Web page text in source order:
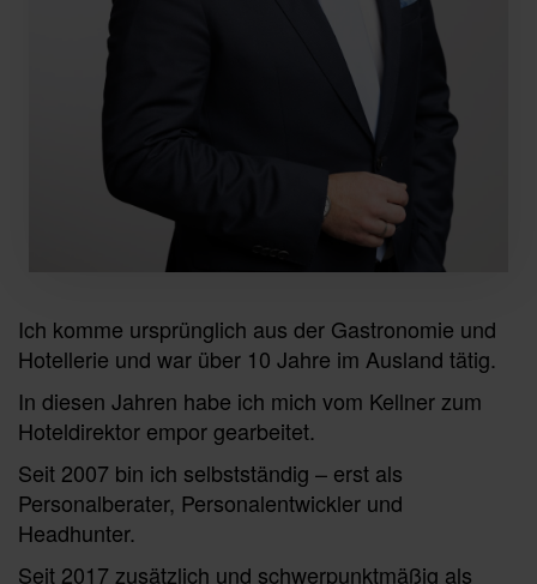
Ich komme ursprünglich aus der Gastronomie und
Hotellerie und war über 10 Jahre im Ausland tätig.
In diesen Jahren habe ich mich vom Kellner zum
Hoteldirektor empor gearbeitet.
Seit 2007 bin ich selbstständig – erst als
Personalberater, Personalentwickler und
Headhunter.
Seit 2017 zusätzlich und schwerpunktmäßig als